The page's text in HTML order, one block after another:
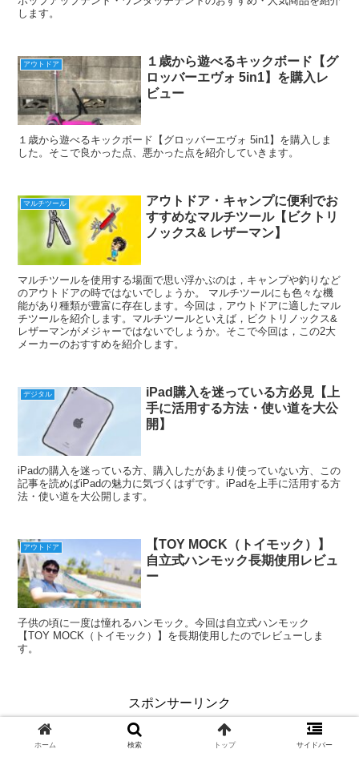
します。
アウトドア
１歳から遊べるキックボード【グ
ロッバーエヴォ 5in1】を購入レ
ビュー
１歳から遊べるキックボード【グロッバーエヴォ 5in1】を購入しま
した。そこで良かった点、悪かった点を紹介していきます。
マルチツール
アウトドア・キャンプに便利でお
すすめなマルチツール【ビクトリ
ノックス& レザーマン】
マルチツールを使用する場面で思い浮かぶのは，キャンプや釣りなど
のアウトドアの時ではないでしょうか。 マルチツールにも色々な機
能があり種類が豊富に存在します。今回は，アウトドアに適したマル
チツールを紹介します。マルチツールといえば，ビクトリノックス&
レザーマンがメジャーではないでしょうか。そこで今回は，この2大
メーカーのおすすめを紹介します。
デジタル
iPad購入を迷っている方必見【上
手に活用する方法・使い道を大公
開】
iPadの購入を迷っている方、購入したがあまり使っていない方、この
記事を読めばiPadの魅力に気づくはずです。iPadを上手に活用する方
法・使い道を大公開します。
アウトドア
【TOY MOCK（トイモック）】
自立式ハンモック長期使用レビュ
ー
子供の頃に一度は憧れるハンモック。今回は自立式ハンモック
【TOY MOCK（トイモック）】を長期使用したのでレビューしま
す。
スポンサーリンク
ホーム 検索 トップ サイドバー